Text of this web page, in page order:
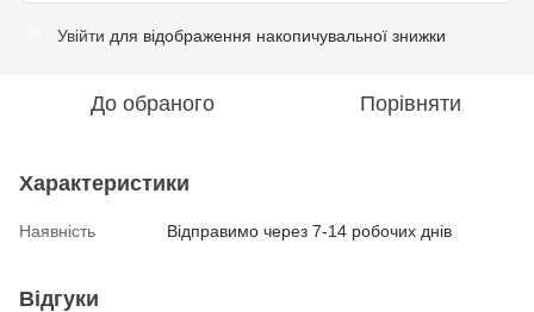
Увійти для відображення накопичувальної знижки
До обраного Порівняти
Характеристики
Наявність Відправимо через 7-14 робочих днів
Відгуки